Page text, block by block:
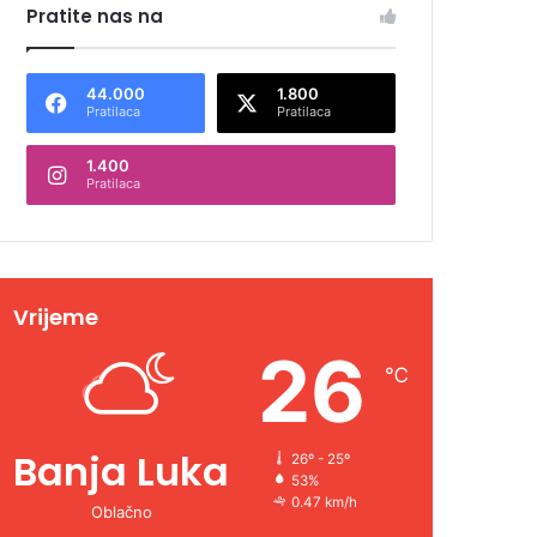
Pratite nas na
44.000
Pratilaca
1.800
Pratilaca
1.400
Pratilaca
Vrijeme
Banja Luka
Oblačno
26 ℃
26º - 25º
53%
0.47 km/h